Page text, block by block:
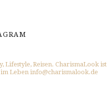
Lifestyle, Reisen. CharismaLook ist
Leben info@charismalook.de